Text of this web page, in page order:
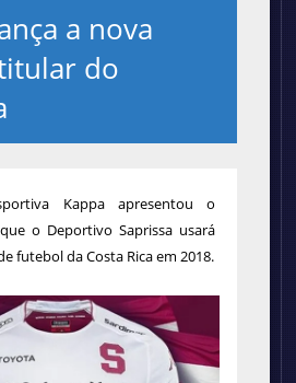
a nova
do
Kappa apresentou o
o Deportivo Saprissa usará
futebol da Costa Rica em 2018.